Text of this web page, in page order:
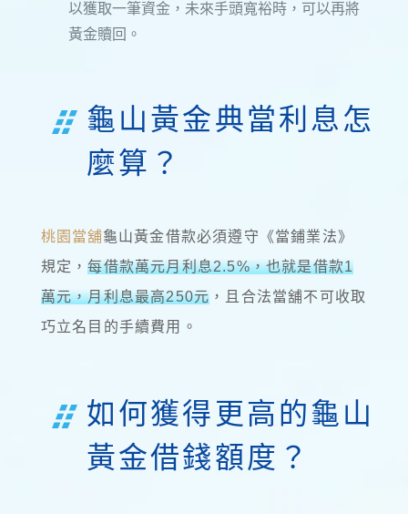
以獲取一筆資金，未來手頭寬裕時，可以再將
黃金贖回。
龜山黃金典當利息怎
麼算？
桃園當舖龜山黃金借款必須遵守《當鋪業法》
規定，每借款萬元月利息2.5%，也就是借款1
萬元，月利息最高250元 ，且合法當舖不可收取
巧立名目的手續費用。
如何獲得更高的龜山
黃金借錢額度？